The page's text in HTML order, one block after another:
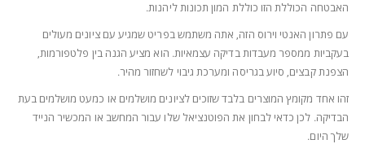
האבטחה הכוללת הזו כוללת המון תכונות ליהנות.
עם פתרון האנטי וירוס הזה, אתה משתמש בפריט שמגיע עם ציונים מעולים
בעקביות ממספר מעבדות בדיקה עצמאיות. הוא מציע הגנה בין פלטפורמות,
הצפנת קבצים, סיוע בגריסה ומערכת גיבוי לשחזור מהיר.
זהו אחד מקומץ המוצרים בלבד שזוכים לציונים מושלמים או כמעט מושלמים בעת
הבדיקה. לכן כדאי לבחון את הפוטנציאל שלו עבור המחשב או המכשיר הנייד
שלך היום.